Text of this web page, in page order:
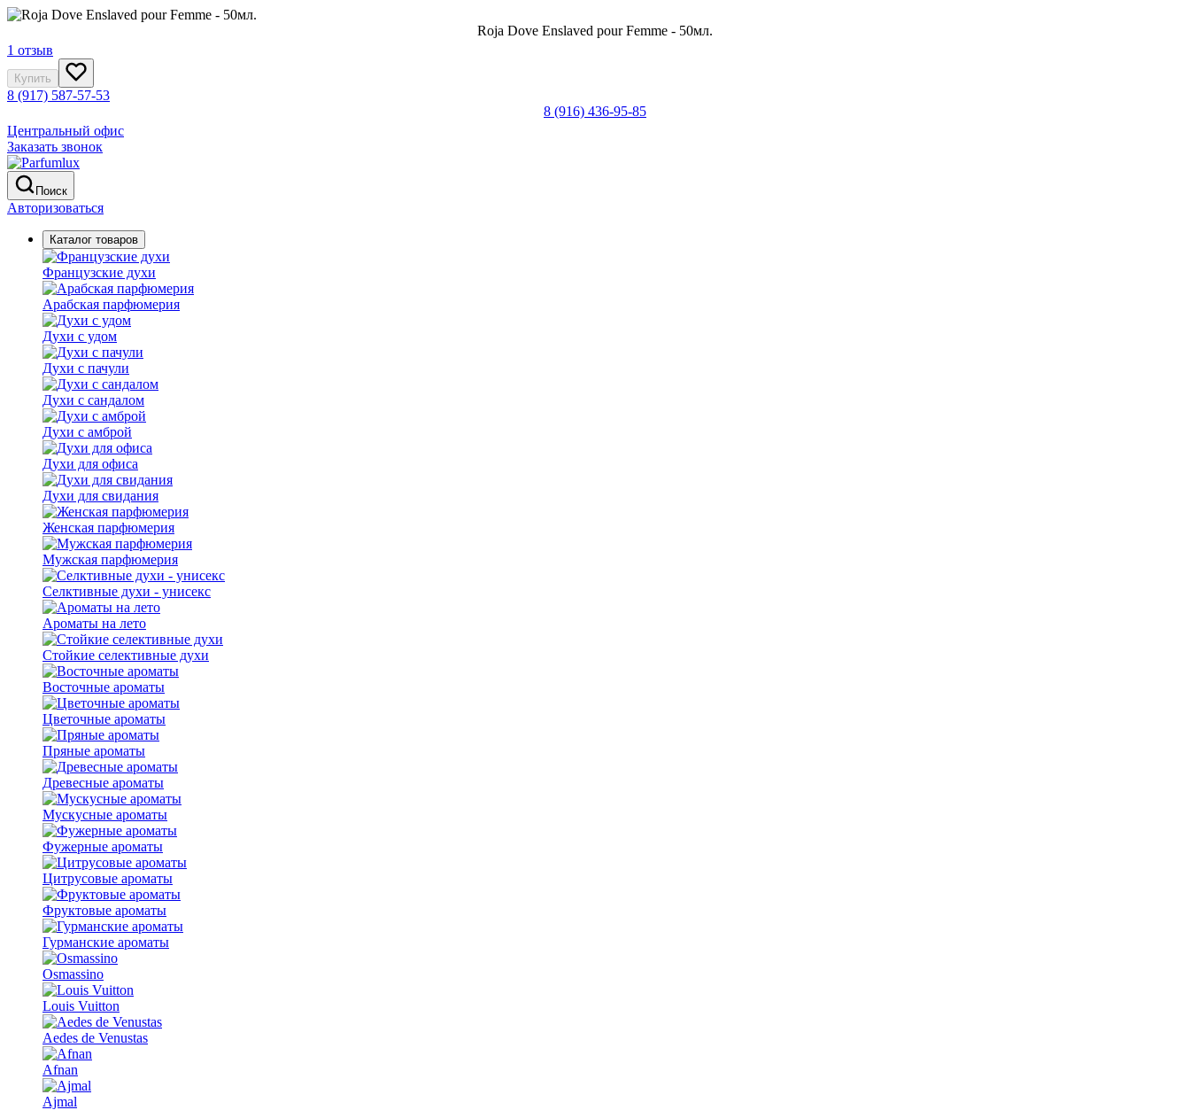
Roja Dove Enslaved pour Femme - 50мл.
1 отзыв
Купить
8 (917) 587-57-53
8 (916) 436-95-85
Центральный офис
Заказать звонок
Поиск
Авторизоваться
Каталог товаров
Французские духи
Арабская парфюмерия
Духи с удом
Духи с пачули
Духи с сандалом
Духи с амброй
Духи для офиса
Духи для свидания
Женская парфюмерия
Мужская парфюмерия
Селктивные духи - унисекс
Ароматы на лето
Стойкие селективные духи
Восточные ароматы
Цветочные ароматы
Пряные ароматы
Древесные ароматы
Мускусные ароматы
Фужерные ароматы
Цитрусовые ароматы
Фруктовые ароматы
Гурманские ароматы
Osmassino
Louis Vuitton
Aedes de Venustas
Afnan
Ajmal